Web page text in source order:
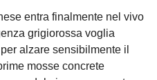
entra finalmente nel vivo
grigiorossa voglia
alzare sensibilmente il
mosse concrete